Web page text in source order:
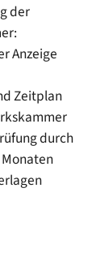
der
Anzeige
Zeitplan
durch